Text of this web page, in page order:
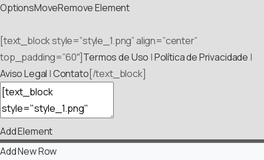
OptionsMoveRemove Element
[text_block style=”style_1.png” align=”center”
top_padding=”60″]Termos de Uso |Política de Privacidade |
Aviso Legal |Contato[/text_block]
Add Element
Add New Row